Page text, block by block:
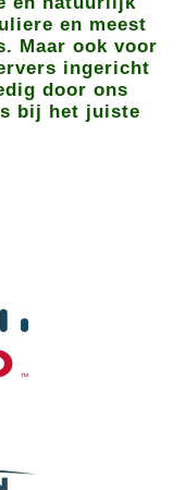
en meest
Maar ook voor
ingericht
door ons
bij het juiste